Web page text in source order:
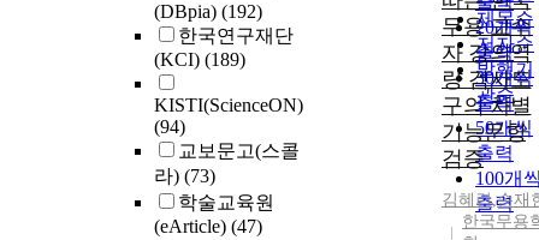
(DBpia) (192)
한국연구재단
(KCI) (189)
KISTI(ScienceON)
(94)
교보문고(스콜
라) (73)
학술교육원
(eArticle) (47)
제목순
저자순
발행기
관순
20개씩
출력
30개씩
출력
50개씩
출력
100개
출력
무용 교수
자 강의역
량 검사도
구의 차별
기능문항
검증
김혜련,손재
한국무용